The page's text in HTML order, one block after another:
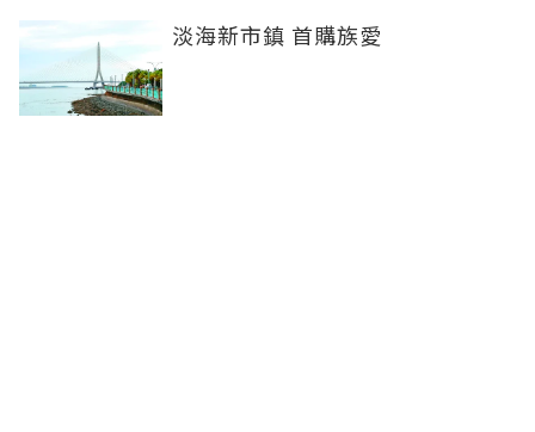
淡海新市鎮 首購族愛